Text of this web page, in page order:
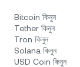
Bitcoin কিনুন
Tether কিনুন
Tron কিনুন
Solana কিনুন
USD Coin কিনুন